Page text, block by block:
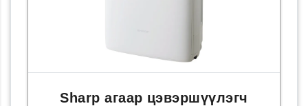
Sharp агаар цэвэршүүлэгч